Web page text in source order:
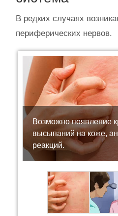
В редких случаях
периферических нервов.
Возможно появление
высыпаний на коже,
реакций.